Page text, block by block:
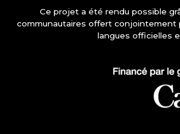
Ce projet a été rendu possible
communautaires offert conjointement
langues officielles